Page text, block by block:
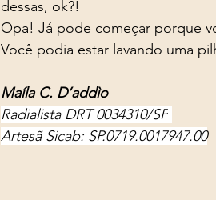
dessas, ok?!
Opa! Já pode começar porque
Você podia estar lavando uma
Maíla C. D’addìo
Radialista DRT 0034310/SP
Artesã Sicab: SP.0719.0017947.00